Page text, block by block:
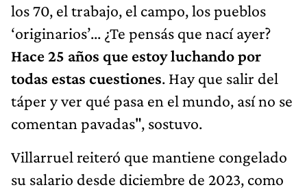
los 70, el trabajo, el campo, los pueblos
‘originarios’... ¿Te pensás que nací ayer?
Hace 25 años que estoy luchando por
todas estas cuestiones. Hay que salir del
táper y ver qué pasa en el mundo, así no se
comentan pavadas", sostuvo.
Villarruel reiteró que mantiene congelado
su salario desde diciembre de 2023, como